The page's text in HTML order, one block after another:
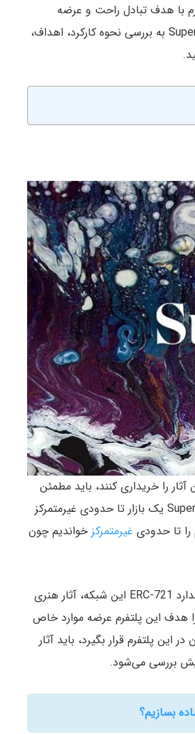
با هدف تبادل راحت و عرضه
توکن‌های غیرمثلی خاص، شروع به فعالیت کرده است. برای معرفی پلتفرم SuperRare به بررسی نحوه کارکرد، اهداف،
را خریداری کنند،‌ باید مطمئن
باشند که در ازای پرداخت هزینه، معامله انجام و آن اثر را دریافت می‌کنند. SuperRare یک بازار تا حدودی غیرمتمرکز
تا حدودی غیرمتمرکز خواندیم چون
استفاده می‌کند و به کاربران اجازه می‌دهد که با استاندارد ERC-721 این شبکه، آثار هنری
هدف این پلتفرم عرضه موارد خاص
پلتفرم قرار بگیرد، باید آثار